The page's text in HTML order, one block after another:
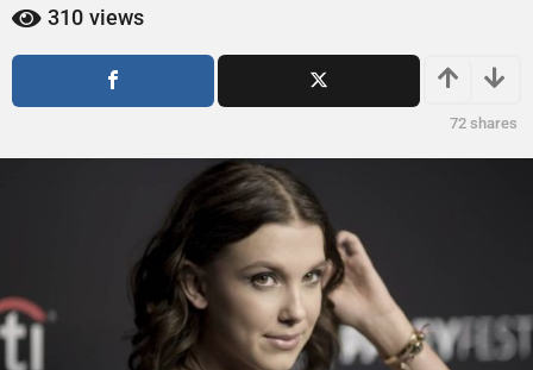
ñ
s
s
a
310 views
72 shares